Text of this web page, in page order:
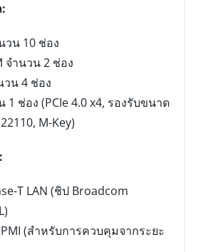
วน 10 ช่อง
จำนวน 2 ช่อง
วน 4 ช่อง
1 ช่อง (PCIe 4.0 x4, รองรับขนาด
M-Key)
T LAN (ชิป Broadcom
(สำหรับการควบคุมจากระยะ